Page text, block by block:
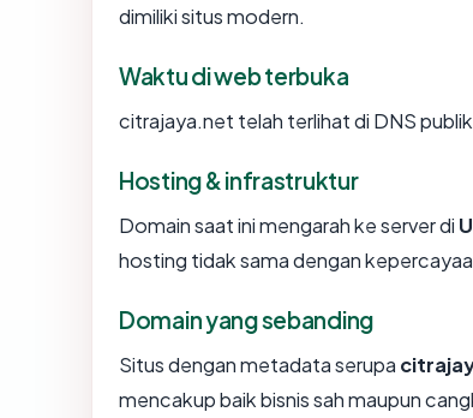
dimiliki situs modern.
Waktu di web terbuka
citrajaya.net telah terlihat di DNS
Hosting & infrastruktur
Domain saat ini mengarah ke server di
hosting tidak sama dengan
Domain yang sebanding
Situs dengan metadata serupa
mencakup baik bisnis sah maupun